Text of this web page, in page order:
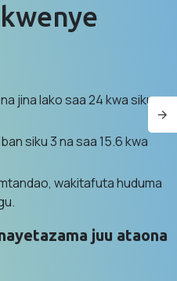
jina lako saa 24 kwa siku
siku 3 na saa 15.6 kwa
wakitafuta huduma
juu ataona